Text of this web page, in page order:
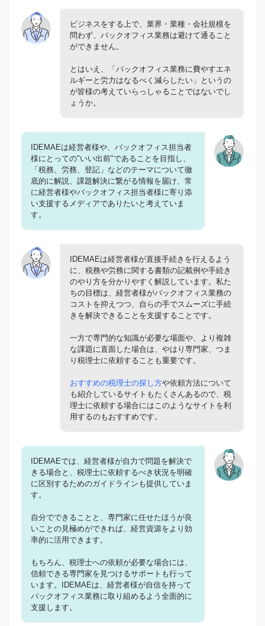
ビジネスをする上で、業界・業種・会社規模を
問わず、バックオフィス業務は避けて通ること
ができません。
とはいえ、「バックオフィス業務に費やすエネ
ルギーと労力はなるべく減らしたい」というの
が皆様の考えていらっしゃることではないでし
ょうか。
IDEMAEは経営者様や、バックオフィス担当者
様にとっての"いい出前"であることを目指し、
「税務、労務、登記」などのテーマについて徹
底的に解説、課題解決に繋がる情報を届け、常
に経営者様やバックオフィス担当者様に寄り添
い支援するメディアでありたいと考えていま
す。
IDEMAEは経営者様が直接手続きを行えるよう
に、税務や労務に関する書類の記載例や手続き
のやり方を分かりやすく解説しています。私た
ちの目標は、経営者様がバックオフィス業務の
コストを抑えつつ、自らの手でスムーズに手続
きを解決できることを支援することです。
一方で専門的な知識が必要な場面や、より複雑
な課題に直面した場合は、やはり専門家、つま
り税理士に依頼することも重要です。
おすすめの税理士の探し方や依頼方法について
も紹介しているサイトもたくさんあるので、税
理士に依頼する場合にはこのようなサイトを利
用するのもおすすめです。
IDEMAEでは、経営者様が自力で問題を解決で
きる場合と、税理士に依頼するべき状況を明確
に区別するためのガイドラインも提供していま
す。
自分でできることと、専門家に任せたほうが良
いことの見極めができれば、経営資源をより効
率的に活用できます。
もちろん、税理士への依頼が必要な場合には、
信頼できる専門家を見つけるサポートも行って
います。IDEMAEは、経営者様が自信を持って
バックオフィス業務に取り組めるよう全面的に
支援します。